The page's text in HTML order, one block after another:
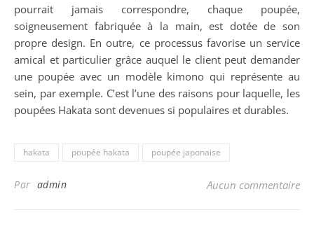
pourrait jamais correspondre, chaque poupée,
soigneusement fabriquée à la main, est dotée de son
propre design. En outre, ce processus favorise un service
amical et particulier grâce auquel le client peut demander
une poupée avec un modèle kimono qui représente au
sein, par exemple. C’est l’une des raisons pour laquelle, les
poupées Hakata sont devenues si populaires et durables.
hakata poupée hakata poupée japonaise
Par admin Aucun commentaire